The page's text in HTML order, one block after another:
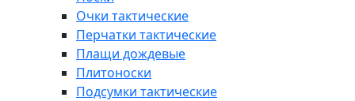
Очки тактические
Перчатки тактические
Плащи дождевые
Плитоноски
Подсумки тактические